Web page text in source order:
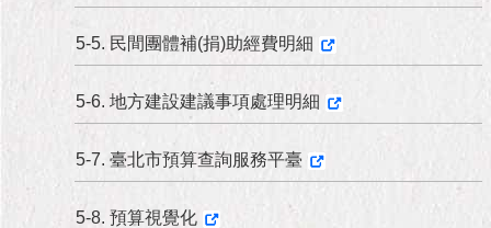
5-5. 民間團體補(捐)助經費明細
5-6. 地方建設建議事項處理明細
5-7. 臺北市預算查詢服務平臺
5-8. 預算視覺化